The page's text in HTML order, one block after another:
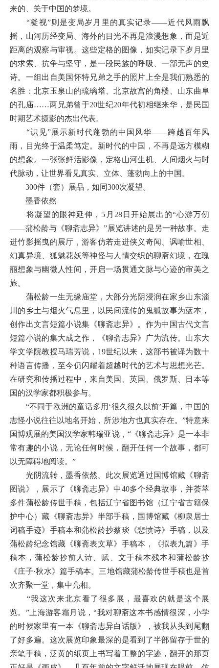
来的、关于中国的梦境。
“凝视”则是变局岁月里的真实记录——近代风雨飘
摇，山河历经变局。海外的目光不再是浪漫想象，而是近
距离的观察与审视。这些定格的图像，如实记录下岁月里
的求索、抗争与坚守，是一段民族的呼吸、一部无声的史
诗。一组出自美国怀特兄弟之手的照片上全是我们熟悉的
名胜：北京玉泉山的琉璃塔、北京故宫的角楼、山东曲阜
的孔庙……两兄弟曾于20世纪20年代初相继来华，是民国
时期艺术摄影的杰出代表。
“识见”展示新时代蓬勃的中国风华——跨越百年风
雨，目光终于温柔笃定。新时代的中国，不再是远方模糊
的想象。一张张鲜活影像，定格山河生机、人间烟火与时
代脉动，让世界看见真实、立体、蓬勃向上的中国。
300件（套）展品，如同300次凝望。
墨香依然
将凝望的眼神延伸，5月28日开始展出的“心游万仞
——蒲松龄与《聊斋志异》”展览讲述的是另一种故事。走
进竹影摇曳的展厅，游客仿若走进侠义奇闻、讽喻世相、
幻真异境、狐魅花妖等神怪与人情交织的聊斋幻境，在瑰
丽想象与幽微人性间，开启一场贯通文脉与心迹的审美之
旅。
蒲松龄一生无缘庙堂，大部分光阴浸润在家乡山东淄
川的乡土与烟火气息里，以民间流传的鬼狐故事为蓝本，
创作出文言短篇小说集《聊斋志异》。作为中国古代文言
短篇小说的集大成之作，《聊斋志异》广为流传。山东大
学文学院教授马瑞芳说，19世纪以来，这部书被译为数十
种语言传播，至今仍闪耀着超越时代的艺术与思想光芒。
在研究和传播过程中，来自美国、英国、俄罗斯、日本等
国的汉学家都积极参与。
“不同于欧洲的童话多用‘很久很久以前’开篇，中国的
志怪小说往往以地名开始，所涉地方也真实存在。”特意来
国博观展的美国汉学家韩瑞亚说，“《聊斋志异》是一本非
常有趣的小说，无论任何时候，翻开任何一个故事，都可
以无障碍地阅读。”
光阴流转，墨香依然。此次展览通过国博馆藏《聊斋
图说》，展示了《聊斋志异》中40多个经典故事，并荟萃
多件蒲松龄传世手稿，包括辽宁省图书馆（辽宁省古籍保
护中心）藏《聊斋志异》半部手稿，国博馆藏《柳泉居士
词稿手迹》手稿本和蒲松龄抄蔡琰《悲愤诗》手稿，以及
蒲松龄纪念馆藏《聊斋表文草》手稿本，《拟表九篇》手
稿本，蒲松龄抄前人诗、赋、文手稿本残本和蒲松龄抄
《庄子·秋水》篇手稿本。三地馆藏蒲松龄传世手稿也是首
次齐聚一堂，集中亮相。
“我这次来北京看了很多展，最喜欢的就是这个展
览。”上海游客霜月说，“我对聊斋这本书感情很深，小学
的时候家里有一本《聊斋志异白话版》，被我从头到尾翻
了好多遍。这次展览印象最深的是看到了半部留存于世的
亲笔手稿，泛黄的纸页上书写着工整的字迹，翻开的那页